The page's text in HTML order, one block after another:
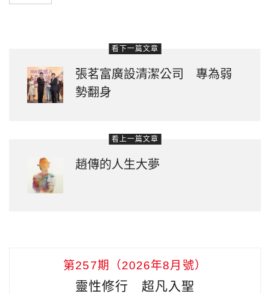
看下一篇文章
張茗富廣設清潔公司 專為弱
勢翻身
看上一篇文章
趙傳的人生大夢
第257期（2026年8月號）
靈性修行 超凡入聖